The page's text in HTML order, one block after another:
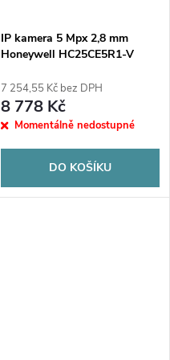
IP kamera 5 Mpx 2,8 mm
Honeywell HC25CE5R1-V
7 254,55 Kč bez DPH
8 778 Kč
Momentálně nedostupné
DO KOŠÍKU